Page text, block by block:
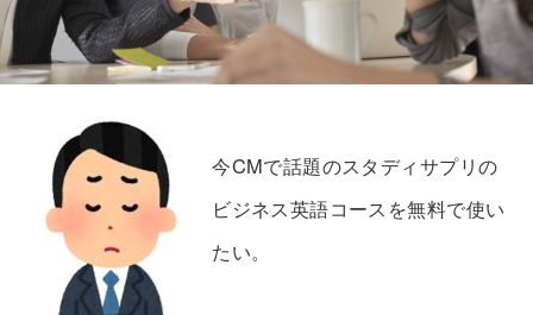
今CMで話題のスタディサプリの
ビジネス英語コースを無料で使い
たい。